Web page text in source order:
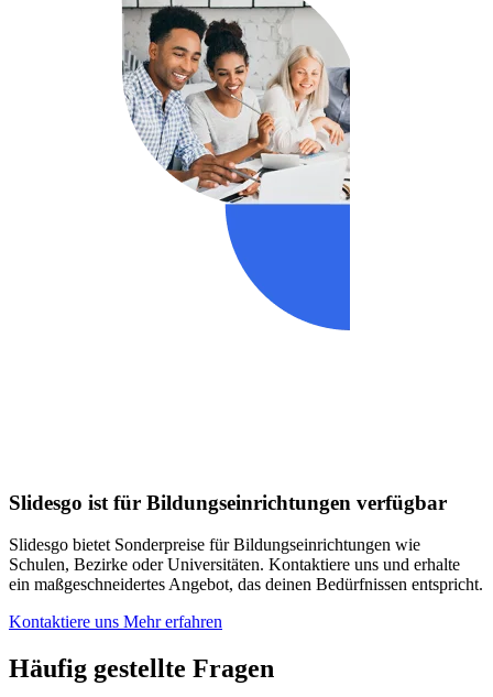
Slidesgo ist für Bildungseinrichtungen verfügbar
Slidesgo bietet Sonderpreise für Bildungseinrichtungen wie
Schulen, Bezirke oder Universitäten. Kontaktiere uns und erhalte
ein maßgeschneidertes Angebot, das deinen Bedürfnissen entspricht.
Kontaktiere uns Mehr erfahren
Häufig gestellte Fragen